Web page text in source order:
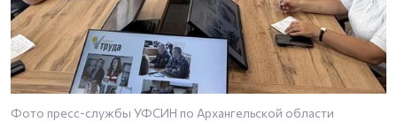
Фото пресс-службы УФСИН по Архангельской области